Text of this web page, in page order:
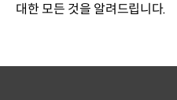
대한 모든 것을 알려드립니다.